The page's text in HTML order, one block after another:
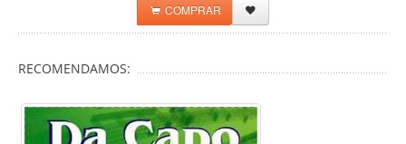
COMPRAR
RECOMENDAMOS: